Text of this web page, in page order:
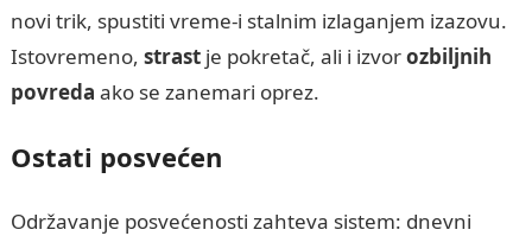
novi trik, spustiti vreme-i stalnim izlaganjem izazovu.
Istovremeno, strastje pokretač, ali i izvorozbiljnih
povreda ako se zanemari oprez.
Ostati posvećen
Održavanje posvećenosti zahteva sistem: dnevni